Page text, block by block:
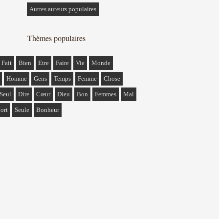
Autres auteurs populaires
Thèmes populaires
Fait Bien Etre Faire Vie Monde
Homme Gens Temps Femme Chose
Seul Dire Cœur Dieu Bon Femmes Mal
Seule Bonheur